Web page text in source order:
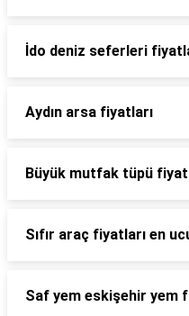
İdo deniz seferleri
Aydın arsa fiyatları
Büyük mutfak tüpü
Sıfır araç fiyatları en
Saf yem eskişehir yem